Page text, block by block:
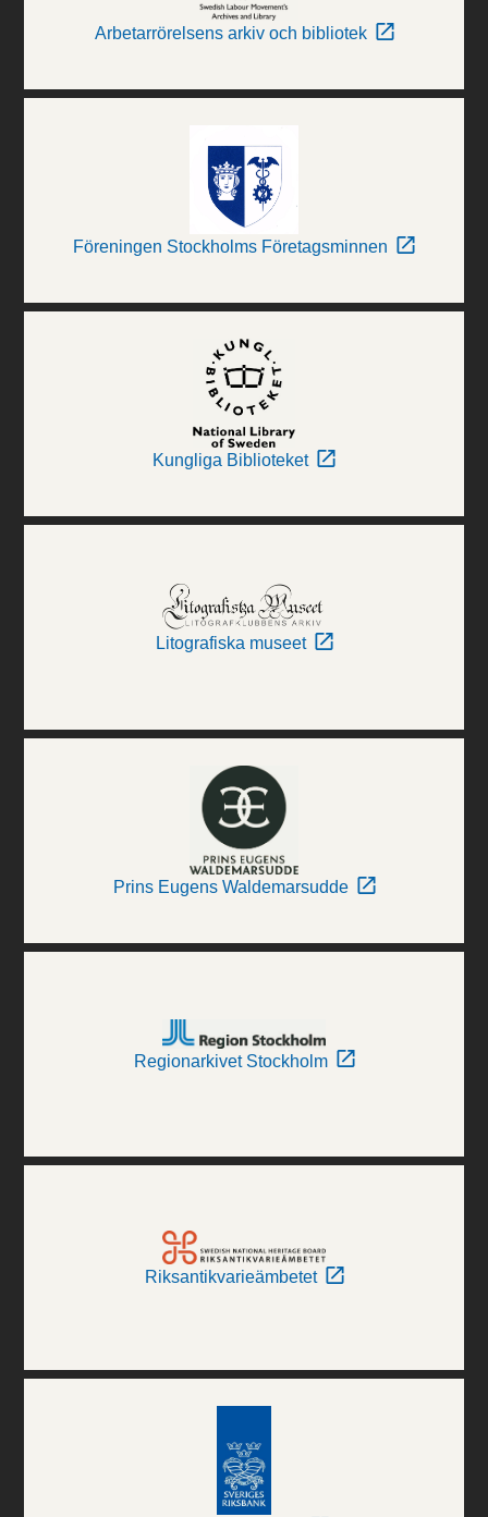
Arbetarrörelsens arkiv och bibliotek
Föreningen Stockholms Företagsminnen
Kungliga Biblioteket
Litografiska museet
Prins Eugens Waldemarsudde
Regionarkivet Stockholm
Riksantikvarieämbetet